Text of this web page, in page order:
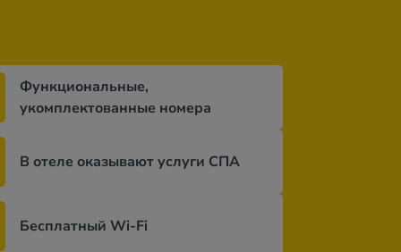
Функциональные,
укомплектованные номера
В отеле оказывают услуги СПА
Бесплатный Wi-Fi